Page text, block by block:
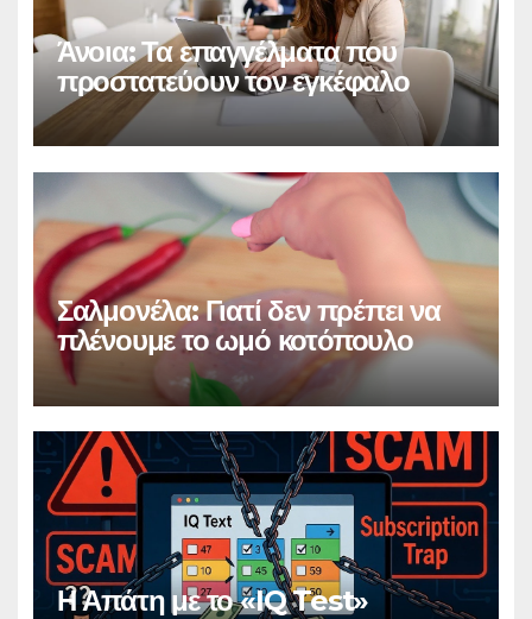
Άνοια: Τα επαγγέλματα που
προστατεύουν τον εγκέφαλο
Σαλμονέλα: Γιατί δεν πρέπει να
πλένουμε το ωμό κοτόπουλο
Η Απάτη με το «IQ Test»